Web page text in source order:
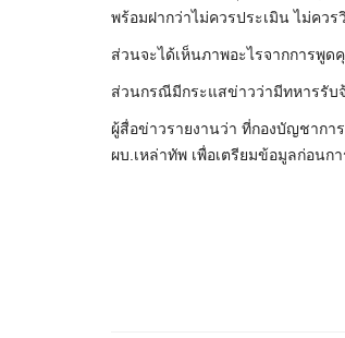
พร้อมฝากว่าไม่ควรประเมิน ไม่ควร
ส่วนจะได้เห็นภาพอะไรจากการพู
ส่วนกรณีมีกระแสข่าวว่ามีทหารรับ
ผู้สื่อข่าวรายงานว่า ที่กองบัญชาก
ผบ.เหล่าทัพ เพื่อเตรียมข้อมูลก่อน